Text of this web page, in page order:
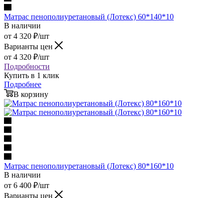
Матрас пенополиуретановый (Лотекс) 60*140*10
В наличии
от 4 320 ₽/шт
Варианты цен
от 4 320 ₽/шт
Подробности
Купить в 1 клик
Подробнее
В корзину
Матрас пенополиуретановый (Лотекс) 80*160*10
В наличии
от 6 400 ₽/шт
Варианты цен